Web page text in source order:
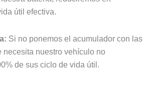
útil efectiva.
Si no ponemos el acumulador con las
necesita nuestro vehículo no
de sus ciclo de vida útil.